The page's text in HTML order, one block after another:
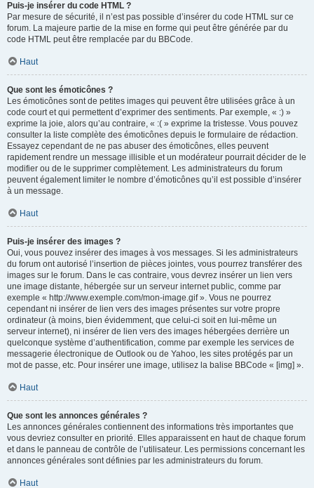
Puis-je insérer du code HTML ?
Par mesure de sécurité, il n’est pas possible d’insérer du code HTML sur ce
forum. La majeure partie de la mise en forme qui peut être générée par du
code HTML peut être remplacée par du BBCode.
Haut
Que sont les émoticônes ?
Les émoticônes sont de petites images qui peuvent être utilisées grâce à un
code court et qui permettent d’exprimer des sentiments. Par exemple, « :) »
exprime la joie, alors qu’au contraire, « :( » exprime la tristesse. Vous pouvez
consulter la liste complète des émoticônes depuis le formulaire de rédaction.
Essayez cependant de ne pas abuser des émoticônes, elles peuvent
rapidement rendre un message illisible et un modérateur pourrait décider de le
modifier ou de le supprimer complètement. Les administrateurs du forum
peuvent également limiter le nombre d’émoticônes qu’il est possible d’insérer
à un message.
Haut
Puis-je insérer des images ?
Oui, vous pouvez insérer des images à vos messages. Si les administrateurs
du forum ont autorisé l’insertion de pièces jointes, vous pourrez transférer des
images sur le forum. Dans le cas contraire, vous devrez insérer un lien vers
une image distante, hébergée sur un serveur internet public, comme par
exemple « http://www.exemple.com/mon-image.gif ». Vous ne pourrez
cependant ni insérer de lien vers des images présentes sur votre propre
ordinateur (à moins, bien évidemment, que celui-ci soit en lui-même un
serveur internet), ni insérer de lien vers des images hébergées derrière un
quelconque système d’authentification, comme par exemple les services de
messagerie électronique de Outlook ou de Yahoo, les sites protégés par un
mot de passe, etc. Pour insérer une image, utilisez la balise BBCode « [img] ».
Haut
Que sont les annonces générales ?
Les annonces générales contiennent des informations très importantes que
vous devriez consulter en priorité. Elles apparaissent en haut de chaque forum
et dans le panneau de contrôle de l’utilisateur. Les permissions concernant les
annonces générales sont définies par les administrateurs du forum.
Haut